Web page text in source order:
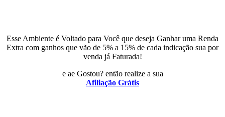
Esse Ambiente é Voltado para Você que deseja Ganhar uma Renda
Extra com ganhos que vão de 5% a 15% de cada indicação sua por
venda já Faturada!
e ae Gostou? então realize a sua
Afiliação Grátis